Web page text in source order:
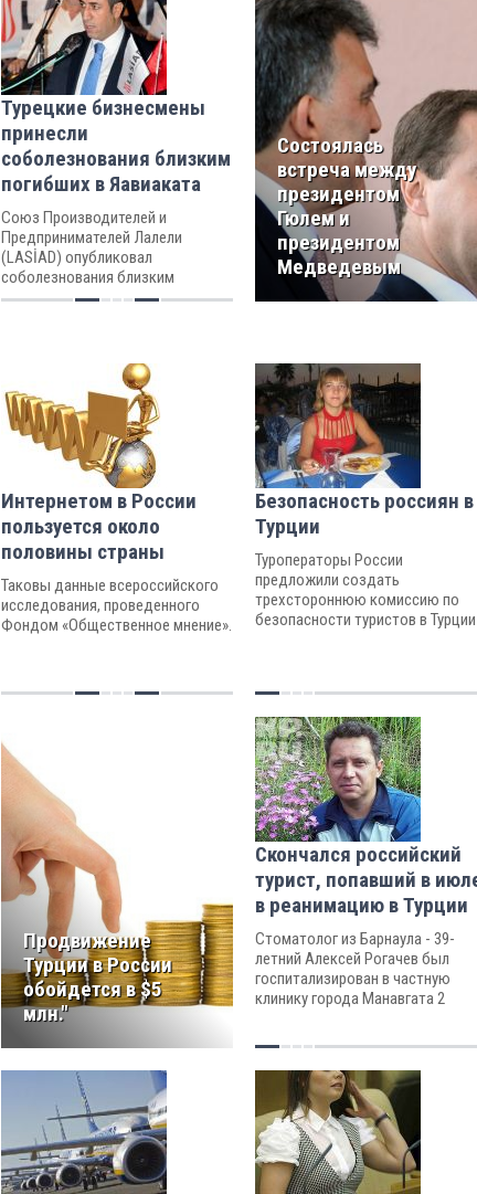
Турецкие бизнесмены
принесли
соболезнования близким
погибших в Яавиаката
Союз Производителей и
Предпринимателей Лалели
(LASİAD) опубликовал
соболезнования близким
погибших в авиакатастрофе.
Состоялась
встреча между
президентом
Гюлем и
президентом
Медведевым
Интернетом в России
пользуется около
половины страны
Таковы данные всероссийского
исследования, проведенного
Фондом «Общественное мнение».
Безопасность россиян в
Турции
Туроператоры России
предложили создать
трехстороннюю комиссию по
безопасности туристов в Турции
Продвижение
Турции в России
обойдется в $5
млн."
Скончался российский
турист, попавший в
в реанимацию в Турции
Стоматолог из Барнаула - 39-
летний Алексей Рогачев был
госпитализирован в частную
клинику города Манавгата 2